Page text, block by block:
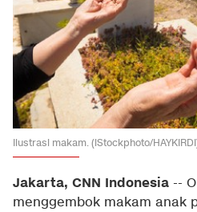
Ilustrasi makam. (iStockphoto/
Jakarta, CNN Indonesia --
menggembok makam anak